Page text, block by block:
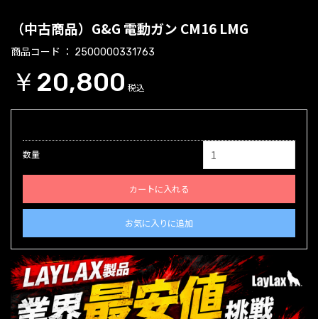
（中古商品）G&G 電動ガン CM16 LMG
商品コード 2500000331763
￥20,800 税込
数量
カートに入れる
お気に入りに追加